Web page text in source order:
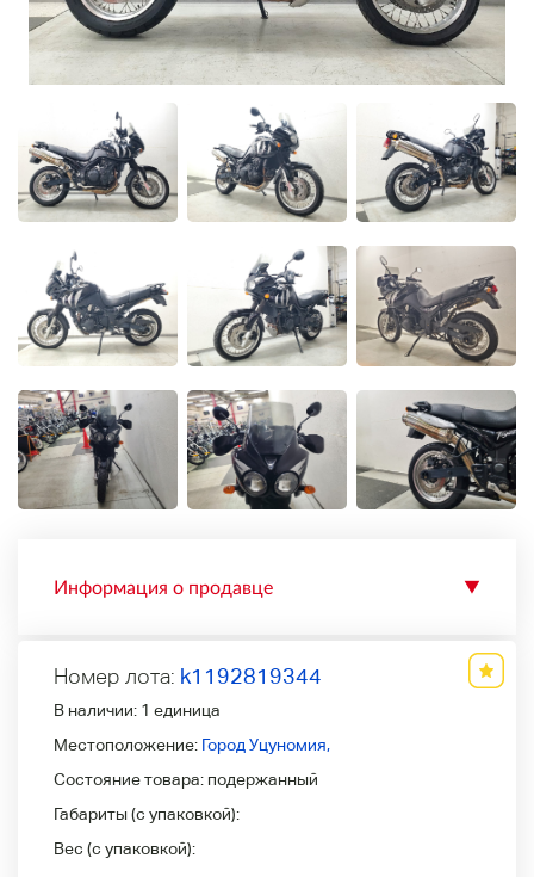
Информация о продавце ▼
Номер лота: k1192819344
В наличии: 1 единица
Местоположение: Город Уцуномия,
Состояние товара: подержанный
Габариты (с упаковкой):
Вес (с упаковкой):